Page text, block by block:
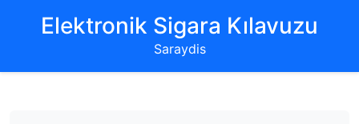
‌Elektronik Sigara Kılavuzu‌
Saraydis